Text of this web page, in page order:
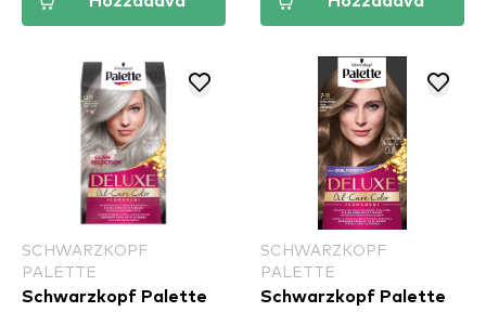
SCHWARZKOPF
PALETTE
Schwarzkopf Palette
SCHWARZKOPF
PALETTE
Schwarzkopf Palette